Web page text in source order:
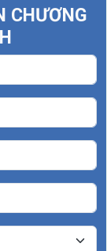
CHƯƠNG